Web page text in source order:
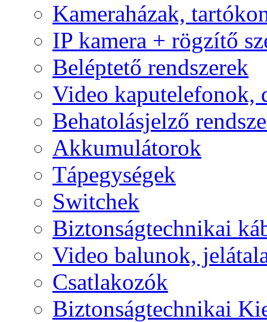
Kameraházak,
IP kamera + rögzítő
Beléptető rendszerek
Video kaputelefonok,
Behatolásjelző
Akkumulátorok
Tápegységek
Switchek
Biztonságtechnikai
Video balunok,
Csatlakozók
Biztonságtechnikai